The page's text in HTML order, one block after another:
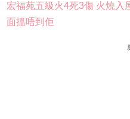
宏福苑五級火4死3傷 火燒入
面搵唔到佢